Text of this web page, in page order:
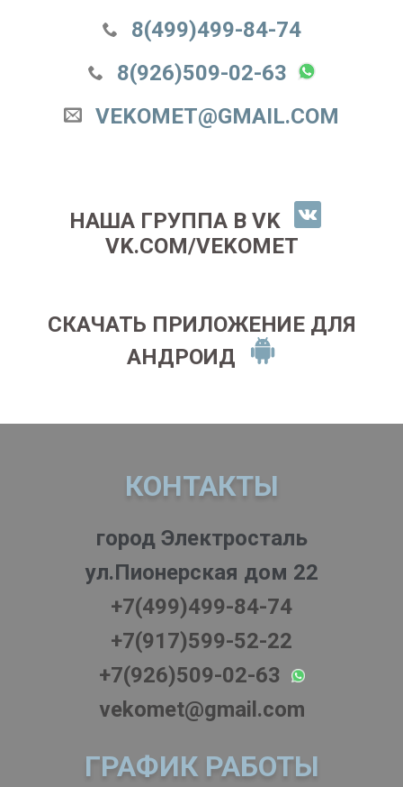
8(499)499-84-74
8(926)509-02-63
VEKOMET@GMAIL.COM
НАША ГРУППА В VK
VK.COM/VEKOMET
СКАЧАТЬ ПРИЛОЖЕНИЕ ДЛЯ
АНДРОИД
КОНТАКТЫ
город Электросталь
ул.Пионерская дом 22
+7(499)499-84-74
+7(917)599-52-22
+7(926)509-02-63
vekomet@gmail.com
ГРАФИК РАБОТЫ